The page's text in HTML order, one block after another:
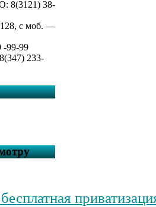
8(3121) 38-
с моб. —
99-99
233-